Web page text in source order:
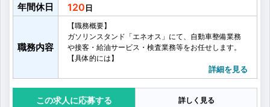
年間休日 120
職務内容
【職務概要】
ガソリンスタンド「エネオス」にて、自動車整備業務
や接客・給油サービス・検査業務等をお任せします。
【具体的には】
・洗車、コーティング
・オイル、タイヤ交換
・カーケア商品の販売
詳細を見る
応募する 詳しく見る